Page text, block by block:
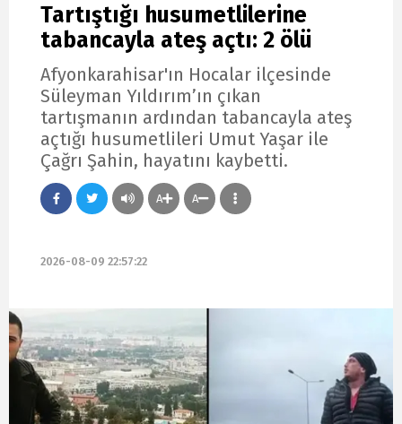
Tartıştığı husumetlilerine
tabancayla ateş açtı: 2 ölü
Afyonkarahisar'ın Hocalar ilçesinde
Süleyman Yıldırım’ın çıkan
tartışmanın ardından tabancayla ateş
açtığı husumetlileri Umut Yaşar ile
Çağrı Şahin, hayatını kaybetti.
A A
2026-08-09 22:57:22